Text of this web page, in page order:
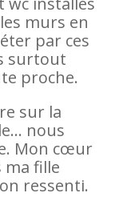
murs en
par ces
surtout
proche.
sur la
nous
Mon cœur
ma fille
ressenti.